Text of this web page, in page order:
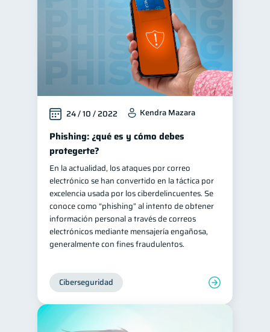
24 / 10 / 2022 Kendra Mazara
Phishing: ¿qué es y cómo debes
protegerte?
En la actualidad, los ataques por correo
electrónico se han convertido en la táctica por
excelencia usada por los ciberdelincuentes. Se
conoce como “phishing” al intento de obtener
información personal a través de correos
electrónicos mediante mensajería engañosa,
generalmente con fines fraudulentos.
Ciberseguridad